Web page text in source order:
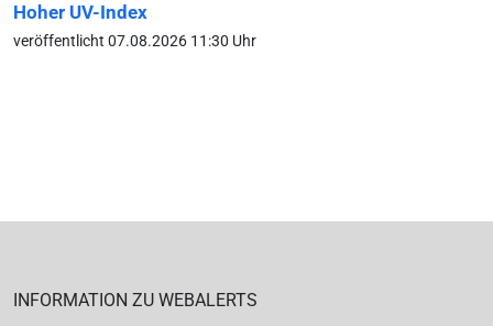
Hoher UV-Index
veröffentlicht 07.08.2026 11:30 Uhr
INFORMATION ZU WEBALERTS